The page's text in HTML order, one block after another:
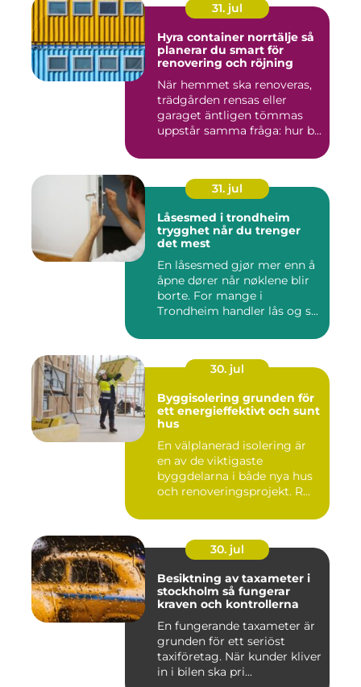
31. jul
Hyra container norrtälje så
planerar du smart för
renovering och röjning
När hemmet ska renoveras,
trädgården rensas eller
garaget äntligen tömmas
uppstår samma fråga: hur b...
31. jul
Låsesmed i trondheim
trygghet når du trenger
det mest
En låsesmed gjør mer enn å
åpne dører når nøklene blir
borte. For mange i
Trondheim handler lås og s...
30. jul
Byggisolering grunden för
ett energieffektivt och sunt
hus
En välplanerad isolering är
en av de viktigaste
byggdelarna i både nya hus
och renoveringsprojekt. R...
30. jul
Besiktning av taxameter i
stockholm så fungerar
kraven och kontrollerna
En fungerande taxameter är
grunden för ett seriöst
taxiföretag. När kunder kliver
in i bilen ska pri...